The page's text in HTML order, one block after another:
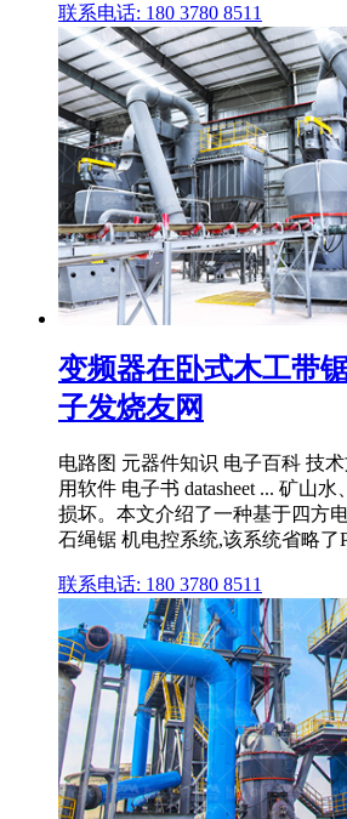
联系电话: 180 3780 8511
变频器在卧式木工带
子发烧友网
电路图 元器件知识 电子百科 技
用软件 电子书 datasheet ... 矿山
损坏。本文介绍了一种基于四方
石绳锯 机电控系统,该系统省略了
联系电话: 180 3780 8511